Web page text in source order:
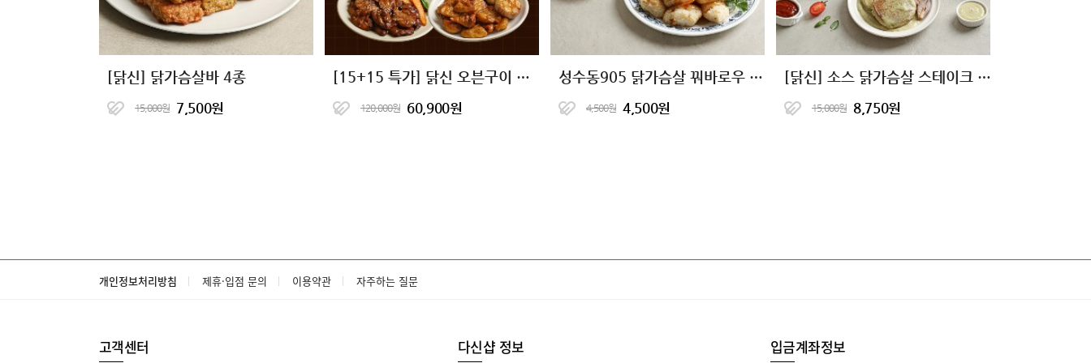
[닭신] 닭가슴살바 4종
15,000원 7,500원
[15+15 특가] 닭신 오븐구이 닭안심살 7종 골라담기
120,000원 60,900원
성수동905 닭가슴살 꿔바로우 2종 (오리지널/마라)
4,500원 4,500원
[닭신] 소스 닭가슴살 스테이크 5종
15,000원 8,750원
개인정보처리방침 제휴·입점 문의 이용약관 자주하는 질문
고객센터 다신샵 정보 입금계좌정보